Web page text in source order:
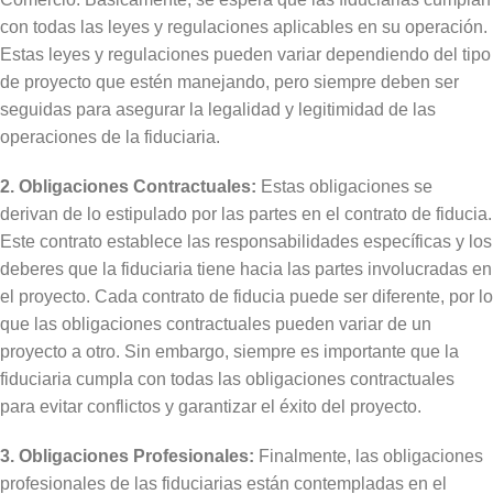
con todas las leyes y regulaciones aplicables en su operación.
Estas leyes y regulaciones pueden variar dependiendo del tipo
de proyecto que estén manejando, pero siempre deben ser
seguidas para asegurar la legalidad y legitimidad de las
operaciones de la fiduciaria.
2. Obligaciones Contractuales: Estas obligaciones se
derivan de lo estipulado por las partes en el contrato de fiducia.
Este contrato establece las responsabilidades específicas y los
deberes que la fiduciaria tiene hacia las partes involucradas en
el proyecto. Cada contrato de fiducia puede ser diferente, por lo
que las obligaciones contractuales pueden variar de un
proyecto a otro. Sin embargo, siempre es importante que la
fiduciaria cumpla con todas las obligaciones contractuales
para evitar conflictos y garantizar el éxito del proyecto.
3. Obligaciones Profesionales: Finalmente, las obligaciones
profesionales de las fiduciarias están contempladas en el